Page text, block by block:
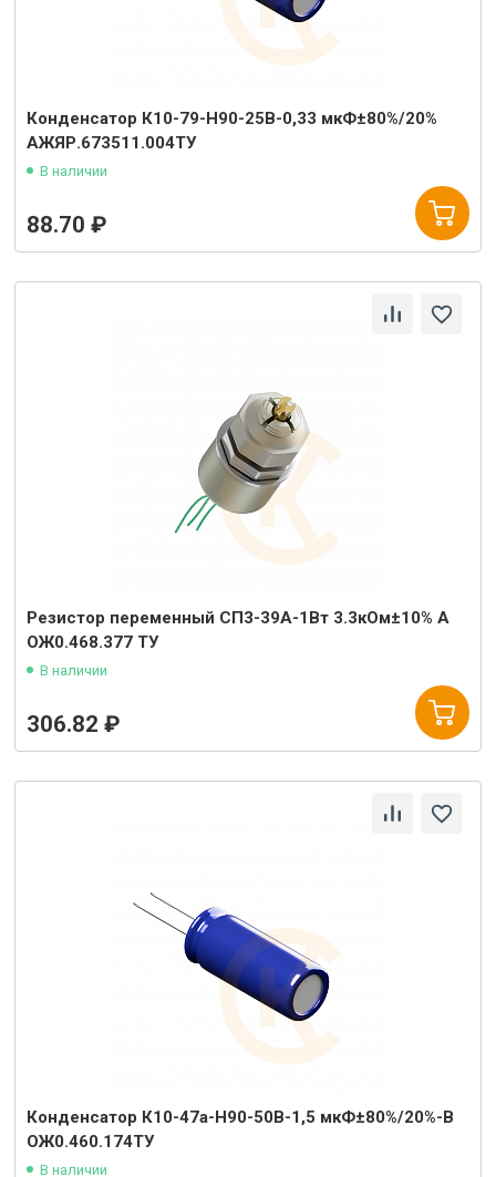
Конденсатор К10-79-Н90-25В-0,33 мкФ±80%/20%
АЖЯР.673511.004ТУ
В наличии
88.70 ₽
Резистор переменный СП3-39А-1Вт 3.3кОм±10% А
ОЖ0.468.377 ТУ
В наличии
306.82 ₽
Конденсатор К10-47а-Н90-50В-1,5 мкФ±80%/20%-В
ОЖ0.460.174ТУ
В наличии